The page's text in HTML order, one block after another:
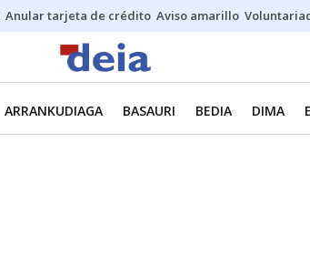
Anular tarjeta de crédito Aviso amarillo
ARRANKUDIAGA BASAURI BEDIA DIMA